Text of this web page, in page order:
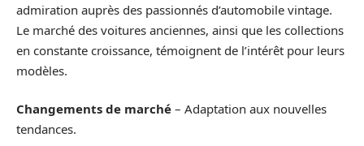
admiration auprès des passionnés d’automobile vintage.
Le marché des voitures anciennes, ainsi que les collections
en constante croissance, témoignent de l’intérêt pour leurs
modèles.
Changements de marché – Adaptation aux nouvelles
tendances.